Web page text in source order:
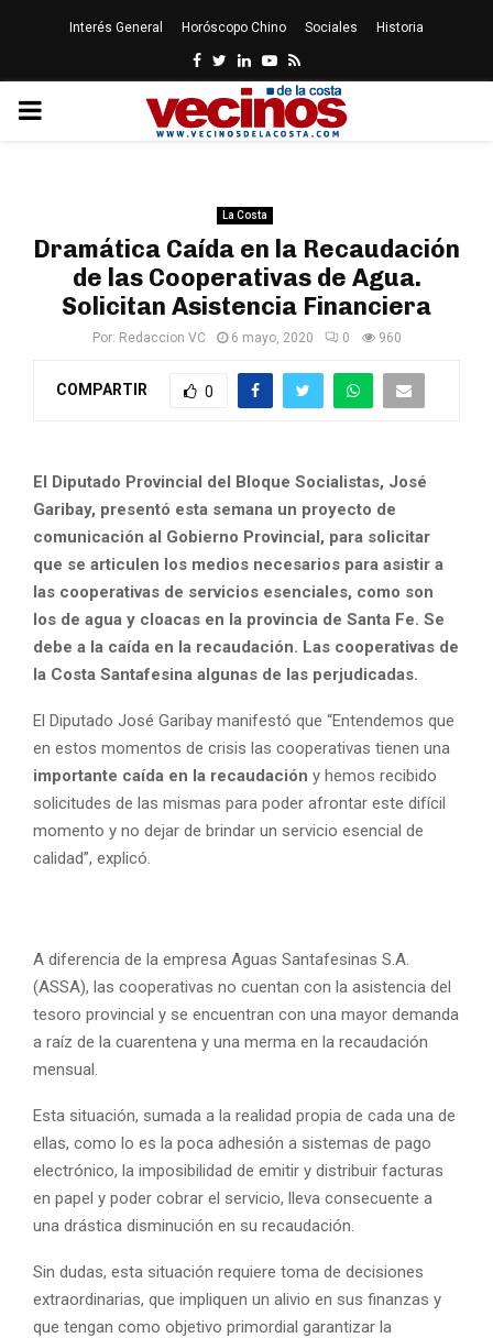
Interés General Horóscopo Chino Sociales Historia
Facebook
Twitter
LinkedinYoutube
Rss
PRIMARY
La Costa
Dramática Caída en la Recaudación
de las Cooperativas de Agua.
Solicitan Asistencia Financiera
Por: Redaccion VC 6 mayo, 2020 0 960
COMPARTIR 0
El Diputado Provincial del Bloque Socialistas, José
Garibay, presentó esta semana un proyecto de
comunicación al Gobierno Provincial, para solicitar
que se articulen los medios necesarios para asistir a
las cooperativas de servicios esenciales, como son
los de agua y cloacas en la provincia de Santa Fe. Se
debe a la caída en la recaudación. Las cooperativas de
la Costa Santafesina algunas de las perjudicadas.
El Diputado José Garibay manifestó que “Entendemos que
en estos momentos de crisis las cooperativas tienen una
importante caída en la recaudación y hemos recibido
solicitudes de las mismas para poder afrontar este difícil
momento y no dejar de brindar un servicio esencial de
calidad”, explicó.
A diferencia de la empresa Aguas Santafesinas S.A.
(ASSA), las cooperativas no cuentan con la asistencia del
tesoro provincial y se encuentran con una mayor demanda
a raíz de la cuarentena y una merma en la recaudación
mensual.
Esta situación, sumada a la realidad propia de cada una de
ellas, como lo es la poca adhesión a sistemas de pago
electrónico, la imposibilidad de emitir y distribuir facturas
en papel y poder cobrar el servicio, lleva consecuente a
una drástica disminución en su recaudación.
Sin dudas, esta situación requiere toma de decisiones
extraordinarias, que impliquen un alivio en sus finanzas y
que tengan como objetivo primordial garantizar la